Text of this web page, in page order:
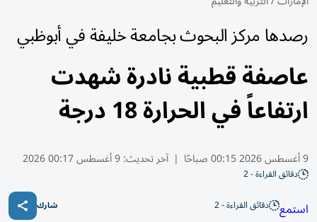
رصدها مركز البحوث بجامعة خليفة في أبوظبي
عاصفة قطبية نادرة شهدت
ارتفاعاً في الحرارة 18 درجة
9 أغسطس 2026 00:15 صباحًا | آخر تحديث:9 أغسطس 00:17 2026
دقائق القراءة - 2
استمع دقائق القراءة - 2 شارك